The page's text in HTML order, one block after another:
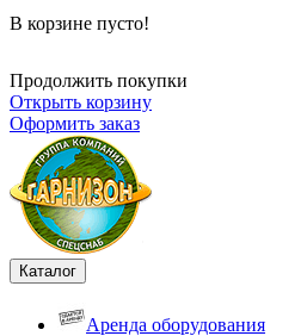
В корзине пусто!
Продолжить покупки
Открыть корзину
Оформить заказ
Каталог
Аренда оборудования